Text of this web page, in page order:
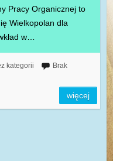
Pracy Organicznej to
Wielkopolan dla
w…
kategorii
Brak
więcej